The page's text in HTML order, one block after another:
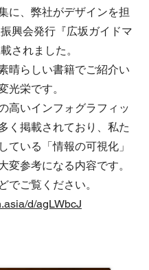
に、弊社がデザインを担
興会発行『広坂ガイドマ
されました。
晴らしい書籍でご紹介い
光栄です。
高いインフォグラフィッ
く掲載されており、私た
ている「情報の可視化」
変参考になる内容です。
でご覧ください。
d/agLWbcJ